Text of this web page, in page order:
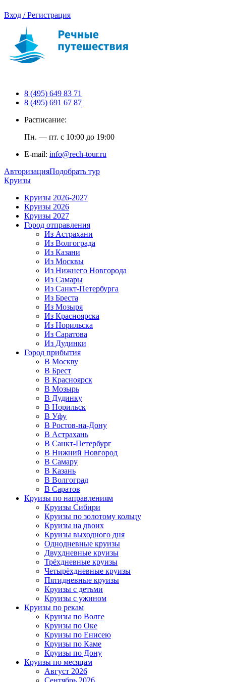
Вход / Регистрация
8 (495) 649 83 71
8 (495) 691 67 87
Расписание:
Пн. — пт. с 10:00 до 19:00
E-mail: info@rech-tour.ru
АвторизацияПодобрать тур
Круизы
Круизы 2026-2027
Круизы 2026
Круизы 2027
Город отправления
Из Астрахани
Из Волгограда
Из Казани
Из Москвы
Из Нижнего Новгорода
Из Самары
Из Санкт-Петербурга
Из Бреста
Из Мозыря
Из Красноярска
Из Норильска
Из Саратова
Из Дудинки
Город прибытия
В Москву
В Брест
В Красноярск
В Мозырь
В Дудинку
В Норильск
В Уфу
В Ростов-на-Дону
В Астрахань
В Санкт-Петербург
В Нижний Новгород
В Самару
В Казань
В Волгоград
В Саратов
Круизы по направлениям
Круизы Сибири
Круизы по золотому кольцу
Круизы на двоих
Круизы выходного дня
Однодневные круизы
Двухдневные круизы
Трёхдневные круизы
Четырёхдневные круизы
Пятидневные круизы
Круизы с детьми
Круизы с ужином
Круизы по рекам
Круизы по Волге
Круизы по Оке
Круизы по Енисею
Круизы по Каме
Круизы по Дону
Круизы по месяцам
Август 2026
Сентябрь 2026